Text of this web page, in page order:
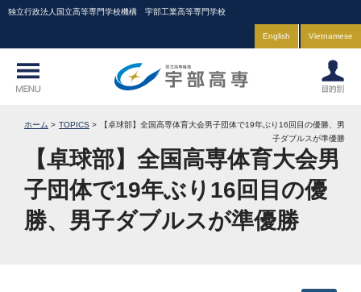
独立行政法人国立高等専門学校機構 宇部工業高等専門学校
English Vietnamese
ホーム TOPICS
【卓球部】全国高専体育大会男子団体で19年ぶり16回目の優勝、男
子ダブルスが準優勝
【卓球部】全国高専体育大会男
子団体で19年ぶり16回目の優
勝、男子ダブルスが準優勝